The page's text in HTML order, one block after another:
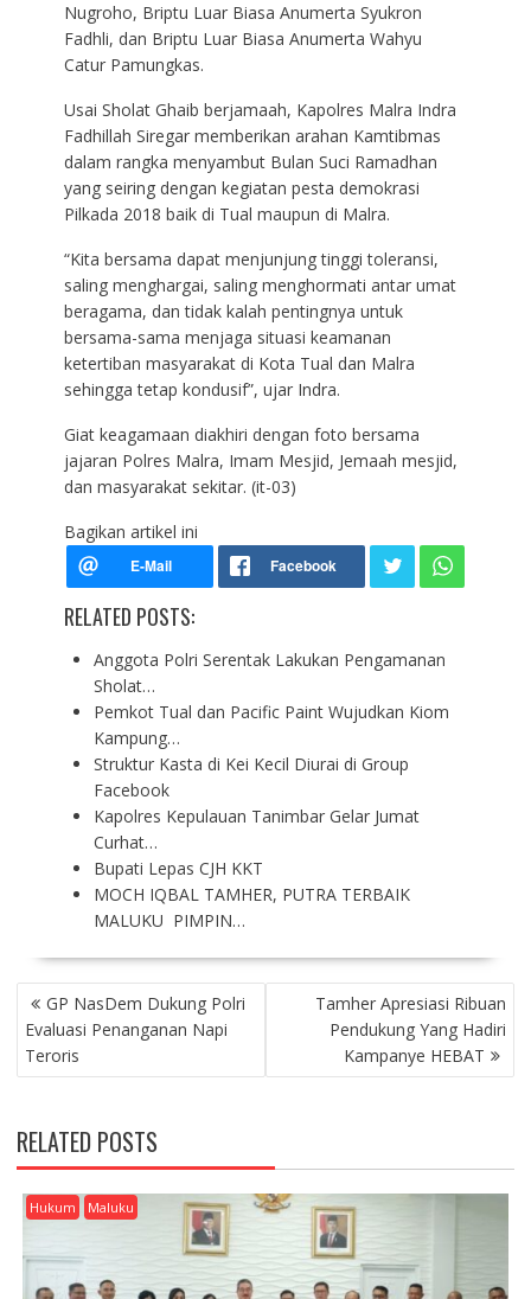
Nugroho, Briptu Luar Biasa Anumerta Syukron
Fadhli, dan Briptu Luar Biasa Anumerta Wahyu
Catur Pamungkas.
Usai Sholat Ghaib berjamaah, Kapolres Malra Indra
Fadhillah Siregar memberikan arahan Kamtibmas
dalam rangka menyambut Bulan Suci Ramadhan
yang seiring dengan kegiatan pesta demokrasi
Pilkada 2018 baik di Tual maupun di Malra.
“Kita bersama dapat menjunjung tinggi toleransi,
saling menghargai, saling menghormati antar umat
beragama, dan tidak kalah pentingnya untuk
bersama-sama menjaga situasi keamanan
ketertiban masyarakat di Kota Tual dan Malra
sehingga tetap kondusif”, ujar Indra.
Giat keagamaan diakhiri dengan foto bersama
jajaran Polres Malra, Imam Mesjid, Jemaah mesjid,
dan masyarakat sekitar. (it-03)
Bagikan artikel ini
RELATED POSTS:
Anggota Polri Serentak Lakukan Pengamanan
Sholat…
Pemkot Tual dan Pacific Paint Wujudkan Kiom
Kampung…
Struktur Kasta di Kei Kecil Diurai di Group
Facebook
Kapolres Kepulauan Tanimbar Gelar Jumat
Curhat…
Bupati Lepas CJH KKT
MOCH IQBAL TAMHER, PUTRA TERBAIK
MALUKU PIMPIN…
P
O
S
T
A
V
I
G
A
T
GP NasDem Dukung Polri
Evaluasi Penanganan Napi
Teroris
Tamher Apresiasi Ribuan
Pendukung Yang Hadiri
Kampanye HEBAT
RELATED POSTS
Hukum Maluku